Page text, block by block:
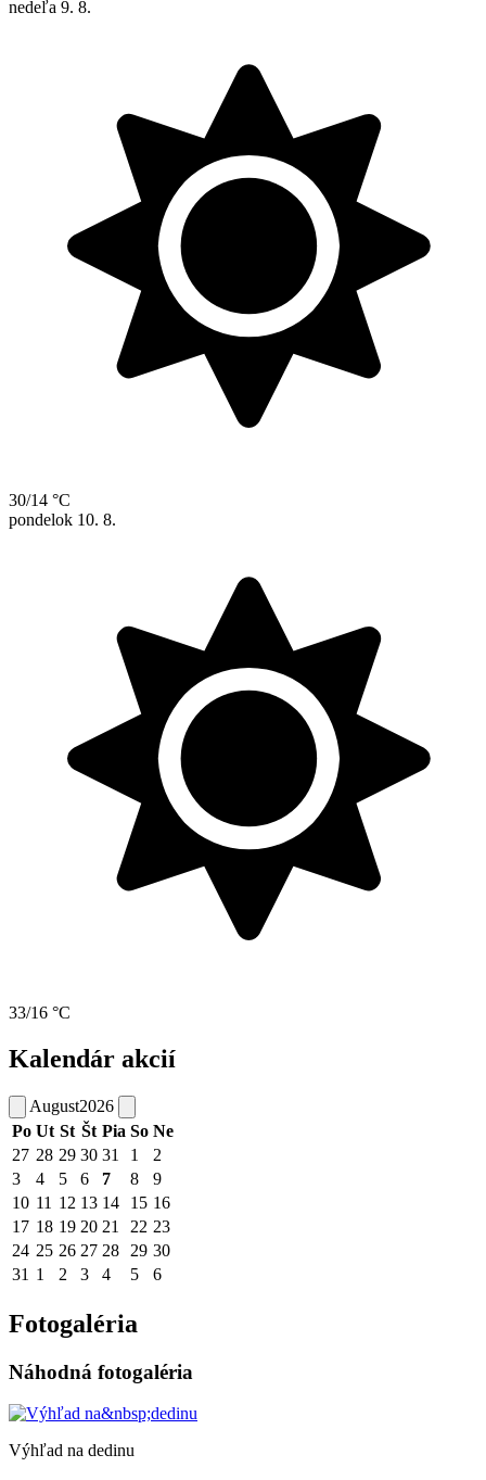
nedeľa 9. 8.
30/14 °C
pondelok 10. 8.
33/16 °C
Kalendár akcií
August2026
Po Ut St Št Pia So Ne
27 28 29 30 31 1
2
3
4 5 6 7 8
9
10 11 12 13 14 15 16
17 18 19 20 21 22 23
24 25 26 27 28 29 30
31 1 2 3 4 5 6
Fotogaléria
Náhodná fotogaléria
Výhľad na dedinu